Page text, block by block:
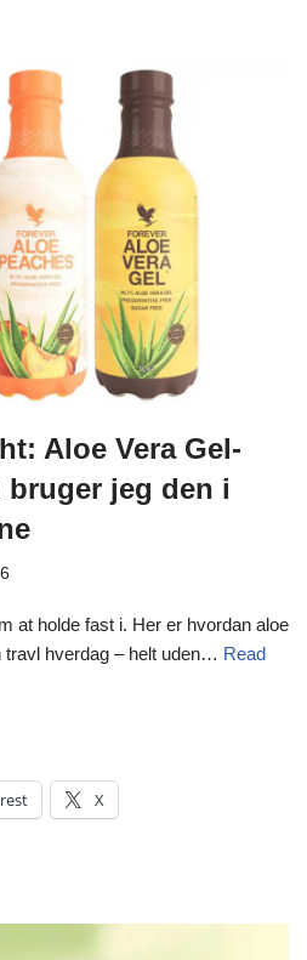
Aloe Vera Gel-
bruger jeg den i
at holde fast i. Her er hvordan aloe
hverdag – helt uden… Read
X